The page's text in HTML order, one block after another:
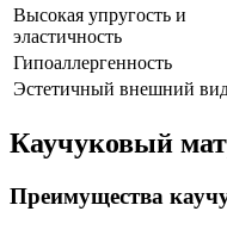
Высокая упругость и
эластичность
Гипоаллергенность
Эстетичный внешний
Каучуковый
Преимущества